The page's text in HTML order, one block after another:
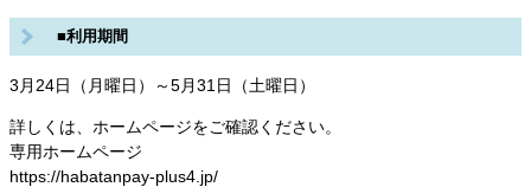
■利用期間
3月24日（月曜日）～5月31日（土曜日）
詳しくは、ホームページをご確認ください。
専用ホームページ
https://habatanpay-plus4.jp/